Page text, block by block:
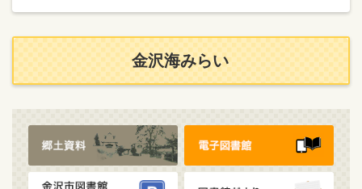
金沢海みらい